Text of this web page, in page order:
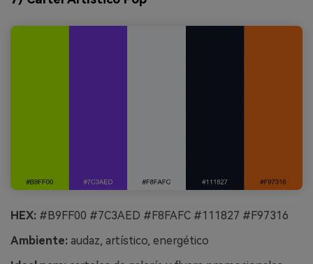
HEX: #B9FF00 #7C3AED #F8FAFC #111827 #F97316
Ambiente: audaz, artístico, energético